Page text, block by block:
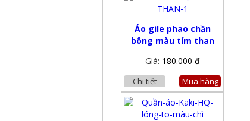
Áo gile phao chần
bông màu tím than
Giá: 180.000 đ
Chi tiết Mua hàng